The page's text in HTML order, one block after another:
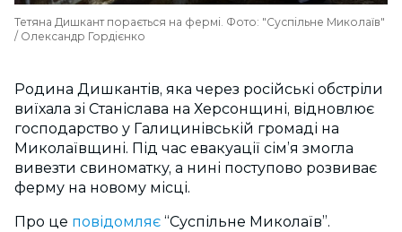
Тетяна Дишкант порається на фермі. Фото: "Суспільне Миколаїв"
/ Олександр Гордієнко
Родина Дишкантів, яка через російські обстріли
виїхала зі Станіслава на Херсонщині, відновлює
господарство у Галицинівській громаді на
Миколаївщині. Під час евакуації сім’я змогла
вивезти свиноматку, а нині поступово розвиває
ферму на новому місці.
Про це повідомляє “Суспільне Миколаїв”.